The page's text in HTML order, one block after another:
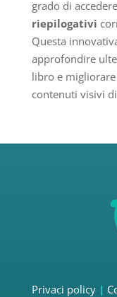
grado di
riepilogativi
Questa
approfondire
libro e
contenuti visivi
Privaci policy |